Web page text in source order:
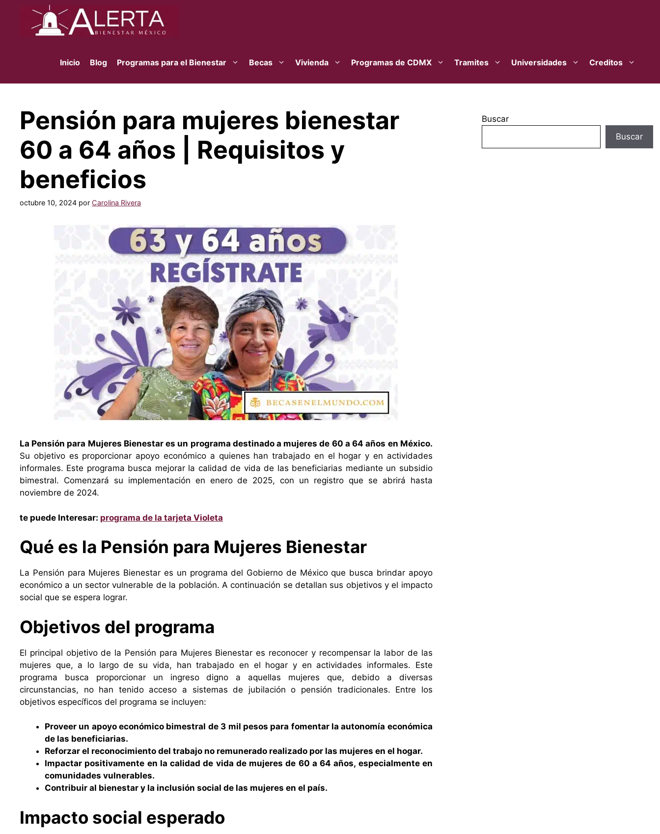
contenido
Inicio Blog Programas para el Bienestar Becas Vivienda Programas de CDMX Tramites Universidades Creditos
Pensión para mujeres bienestar
60 a 64 años | Requisitos y
beneficios
octubre 10, 2024 por Carolina Rivera
La Pensión para Mujeres Bienestar es un programa destinado a mujeres de 60 a 64 años en México.
Su objetivo es proporcionar apoyo económico a quienes han trabajado en el hogar y en actividades
informales. Este programa busca mejorar la calidad de vida de las beneficiarias mediante un subsidio
bimestral. Comenzará su implementación en enero de 2025, con un registro que se abrirá hasta
noviembre de 2024.
te puede Interesar: programa de la tarjeta Violeta
Qué es la Pensión para Mujeres Bienestar
La Pensión para Mujeres Bienestar es un programa del Gobierno de México que busca brindar apoyo
económico a un sector vulnerable de la población. A continuación se detallan sus objetivos y el impacto
social que se espera lograr.
Objetivos del programa
El principal objetivo de la Pensión para Mujeres Bienestar es reconocer y recompensar la labor de las
mujeres que, a lo largo de su vida, han trabajado en el hogar y en actividades informales. Este
programa busca proporcionar un ingreso digno a aquellas mujeres que, debido a diversas
circunstancias, no han tenido acceso a sistemas de jubilación o pensión tradicionales. Entre los
objetivos específicos del programa se incluyen:
Proveer un apoyo económico bimestral de 3 mil pesos para fomentar la autonomía económica
de las beneficiarias.
Reforzar el reconocimiento del trabajo no remunerado realizado por las mujeres en el hogar.
Impactar positivamente en la calidad de vida de mujeres de 60 a 64 años, especialmente en
comunidades vulnerables.
Contribuir al bienestar y la inclusión social de las mujeres en el país.
Impacto social esperado
Buscar
Buscar